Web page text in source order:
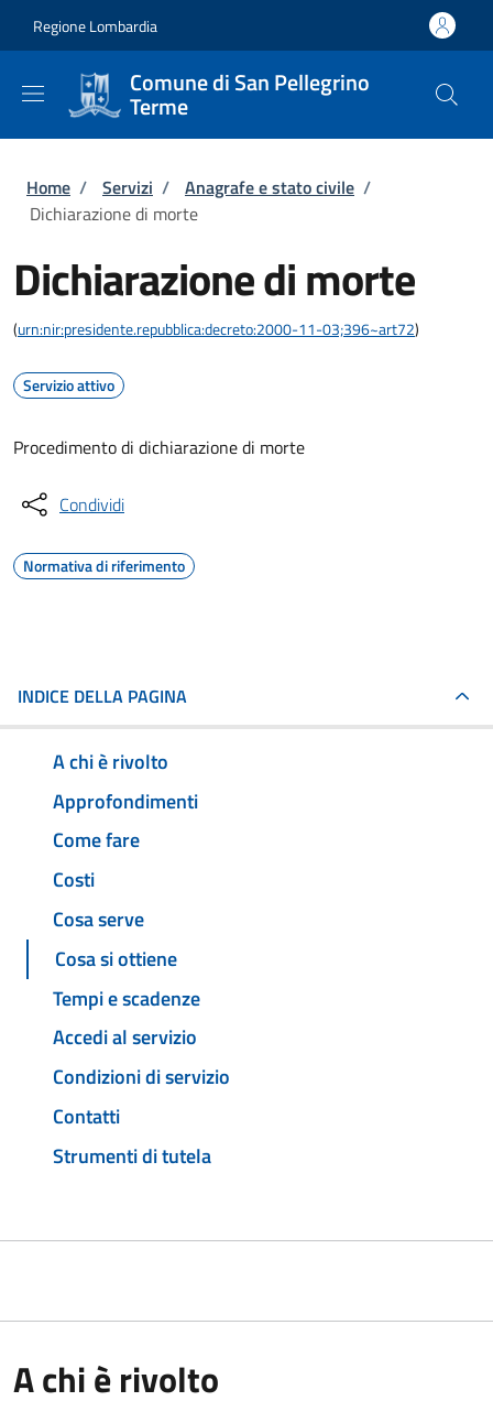
Regione Lombardia
Comune di San Pellegrino
Terme
Briciole di pane
Home / Servizi / Anagrafe e stato civile /
Dichiarazione di morte
Dichiarazione di morte
(urn:nir:presidente.repubblica:decreto:2000-11-03;396~art72)
Servizio attivo
Procedimento di dichiarazione di morte
Condividi
Normativa di riferimento
INDICE DELLA PAGINA
A chi è rivolto
Approfondimenti
Come fare
Costi
Cosa serve
Cosa si ottiene
Tempi e scadenze
Accedi al servizio
Condizioni di servizio
Contatti
Strumenti di tutela
A chi è rivolto